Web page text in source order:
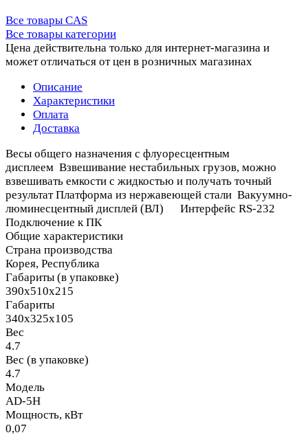
Все товары CAS
Все товары категории
Цена действительна только для интернет-магазина и
может отличаться от цен в розничных магазинах
Описание
Характеристики
Оплата
Доставка
Весы общего назначения с флуоресцентным
дисплеем Взвешивание нестабильных грузов, можно
взвешивать емкости с жидкостью и получать точный
результат Платформа из нержавеющей стали Вакуумно-
люминесцентный дисплей (ВЛ) Интерфейс RS-232
Подключение к ПК
Общие характеристики
Страна производства
Корея, Республика
Габариты (в упаковке)
390х510х215
Габариты
340х325х105
Вес
4.7
Вес (в упаковке)
4.7
Модель
AD-5H
Мощность, кВт
0,07